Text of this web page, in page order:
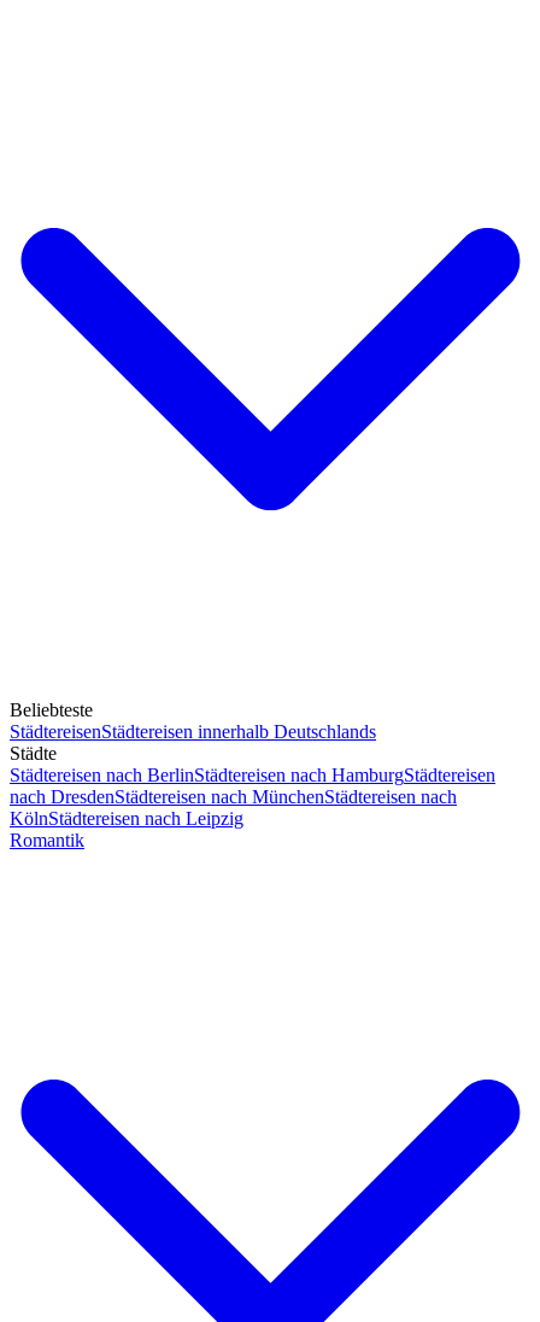
Beliebteste
StädtereisenStädtereisen innerhalb Deutschlands
Städte
Städtereisen nach BerlinStädtereisen nach HamburgStädtereisen
nach DresdenStädtereisen nach MünchenStädtereisen nach
KölnStädtereisen nach Leipzig
Romantik